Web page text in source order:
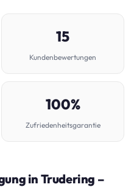
15
Kundenbewertungen
100%
Zufriedenheitsgarantie
in Trudering –